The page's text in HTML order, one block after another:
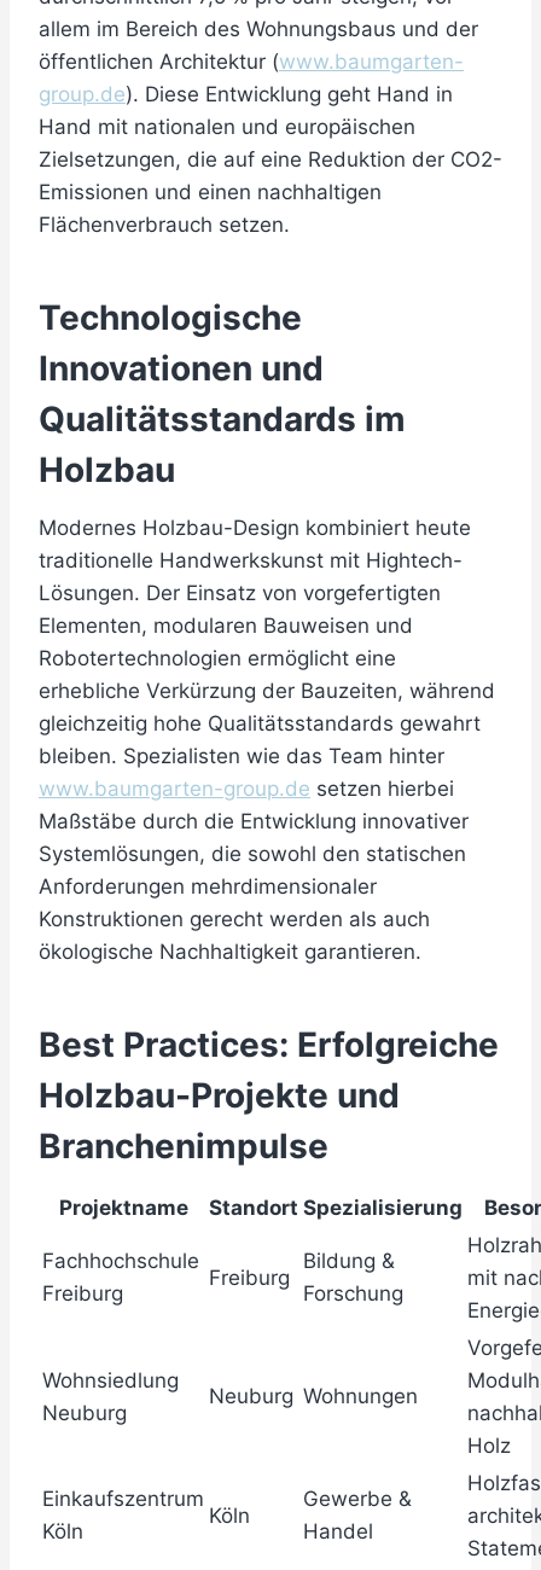
allem im Bereich des Wohnungsbaus und der
öffentlichen Architektur (www.baumgarten-
group.de). Diese Entwicklung geht Hand in
Hand mit nationalen und europäischen
Zielsetzungen, die auf eine Reduktion der CO2-
Emissionen und einen nachhaltigen
Flächenverbrauch setzen.
Technologische
Innovationen und
Qualitätsstandards im
Holzbau
Modernes Holzbau-Design kombiniert heute
traditionelle Handwerkskunst mit Hightech-
Lösungen. Der Einsatz von vorgefertigten
Elementen, modularen Bauweisen und
Robotertechnologien ermöglicht eine
erhebliche Verkürzung der Bauzeiten, während
gleichzeitig hohe Qualitätsstandards gewahrt
bleiben. Spezialisten wie das Team hinter
www.baumgarten-group.de setzen hierbei
Maßstäbe durch die Entwicklung innovativer
Systemlösungen, die sowohl den statischen
Anforderungen mehrdimensionaler
Konstruktionen gerecht werden als auch
ökologische Nachhaltigkeit garantieren.
Best Practices: Erfolgreiche
Holzbau-Projekte und
Branchenimpulse
Projektname Standort Spezialisierung
Fachhochschule
Freiburg
Freiburg
Bildung &
Forschung
mit
Wohnsiedlung
Neuburg
Neuburg Wohnungen
Holz
Einkaufszentrum
Köln
Köln
Gewerbe &
Handel